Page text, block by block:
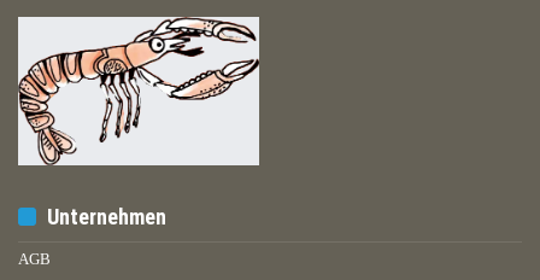
Unternehmen
AGB